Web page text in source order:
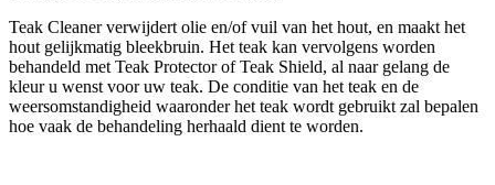
Teak Cleaner verwijdert olie en/of vuil van het hout, en maakt het
hout gelijkmatig bleekbruin. Het teak kan vervolgens worden
behandeld met Teak Protector of Teak Shield, al naar gelang de
kleur u wenst voor uw teak. De conditie van het teak en de
weersomstandigheid waaronder het teak wordt gebruikt zal bepalen
hoe vaak de behandeling herhaald dient te worden.